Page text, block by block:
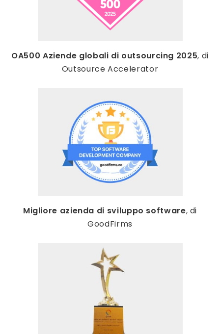
OA500 Aziende globali di outsourcing 2025, di
Outsource Accelerator
Migliore azienda di sviluppo software, di
GoodFirms